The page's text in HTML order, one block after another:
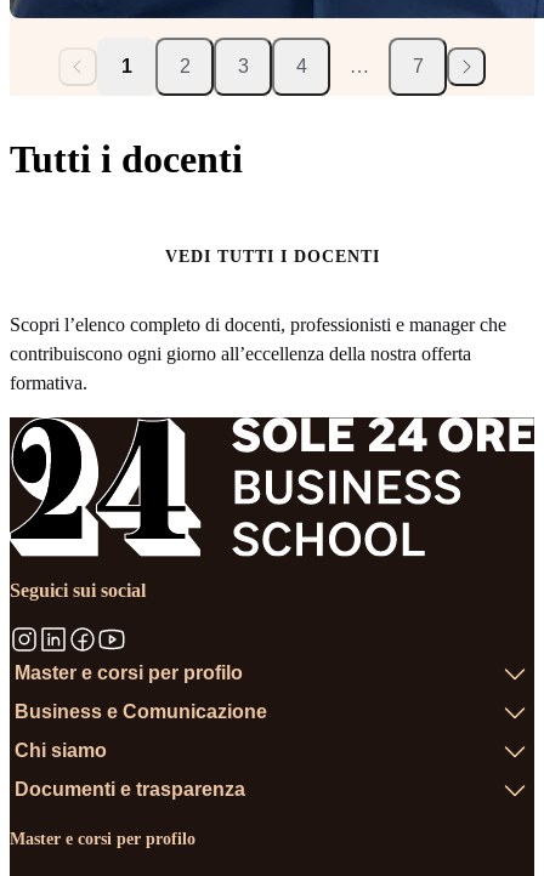
1 2 3 4 … 7
Tutti i docenti
VEDI TUTTI I DOCENTI
Scopri l’elenco completo di docenti, professionisti e manager che
contribuiscono ogni giorno all’eccellenza della nostra offerta
formativa.
Seguici sui social
Master e corsi per profilo
Business e Comunicazione
Chi siamo
Documenti e trasparenza
Master e corsi per profilo